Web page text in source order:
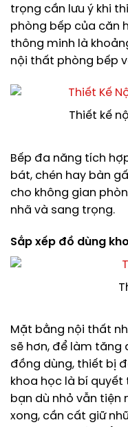
trọng cần lưu ý khi
phòng bếp của căn
thông minh là
nội thất phòng bếp
Thiết kế
Bếp đa năng tích
bát, chén hay bàn
cho không gian
nhã và sang trọng.
Sắp xếp đồ dùng
Mặt bằng nội thất
sẽ hơn, để làm tăng
đồng dùng, thiết bị
khoa học là bí
bạn dù nhỏ vẫn tiện
xong, cần cất giữ